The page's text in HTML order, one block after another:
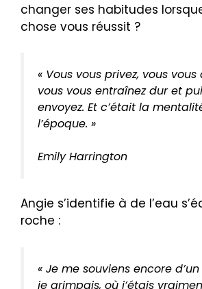
changer ses habitudes
chose vous réussit ?
« Vous vous privez, vous vous
vous vous entraînez dur et
envoyez. Et c’était la
l’époque. »
Emily Harrington
Angie s’identifie à de l’eau
roche :
« Je me souviens encore
je grimpais, où j’étais